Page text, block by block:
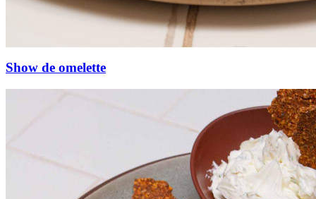
Show de omelette